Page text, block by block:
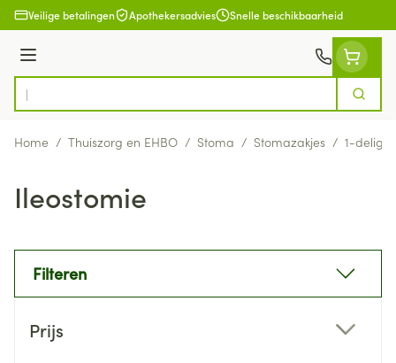
Ga naar de inhoud
Veilige betalingen Apothekersadvies Snelle beschikbaarheid
Menu
Product, merk, categorie...
Zoek
Home / Thuiszorg en EHBO / Stoma / Stomazakjes / 1-delig
Ileostomie
Filteren
Prijs